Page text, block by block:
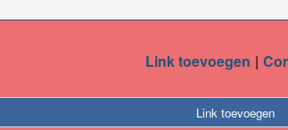
Link toevoegen
Link toevoegen